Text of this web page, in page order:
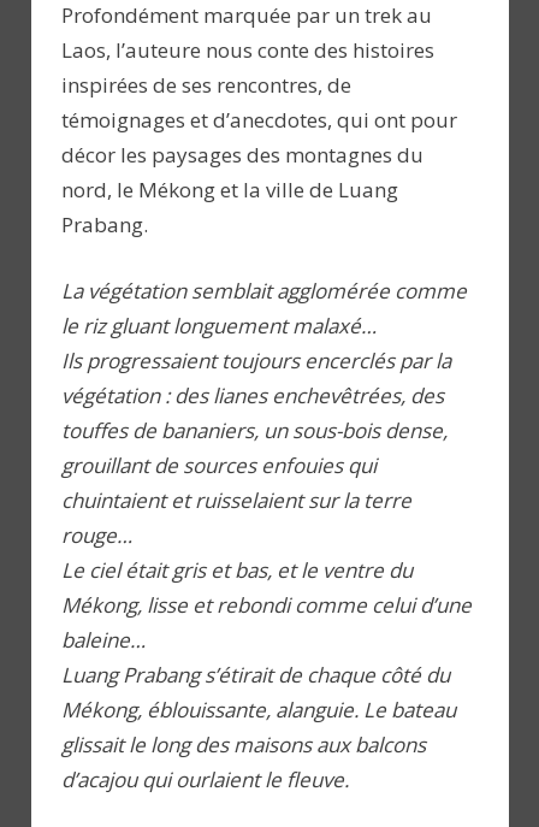
Profondément marquée par un trek au
Laos, l’auteure nous conte des histoires
inspirées de ses rencontres, de
témoignages et d’anecdotes, qui ont pour
décor les paysages des montagnes du
nord, le Mékong et la ville de Luang
Prabang.
La végétation semblait agglomérée comme
le riz gluant longuement malaxé…
Ils progressaient toujours encerclés par la
végétation : des lianes enchevêtrées, des
touffes de bananiers, un sous-bois dense,
grouillant de sources enfouies qui
chuintaient et ruisselaient sur la terre
rouge…
Le ciel était gris et bas, et le ventre du
Mékong, lisse et rebondi comme celui d’une
baleine…
Luang Prabang s’étirait de chaque côté du
Mékong, éblouissante, alanguie. Le bateau
glissait le long des maisons aux balcons
d’acajou qui ourlaient le fleuve.